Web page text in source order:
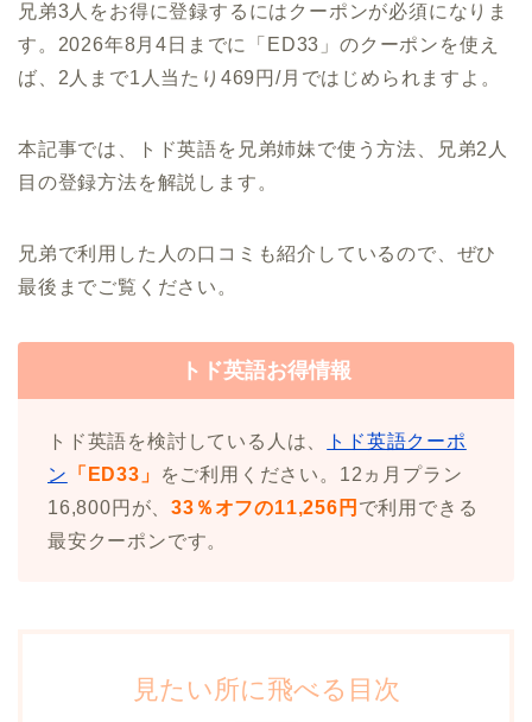
兄弟3人をお得に登録するにはクーポンが必須になりま
す。2026年8月4日までに「ED33」のクーポンを使え
ば、2人まで1人当たり469円/月ではじめられますよ。
本記事では、トド英語を兄弟姉妹で使う方法、兄弟2人
目の登録方法を解説します。
兄弟で利用した人の口コミも紹介しているので、ぜひ
最後までご覧ください。
トド英語お得情報
トド英語を検討している人は、
トド英語クーポ
ン
「ED33」
をご利用ください。12ヵ月プラン
16,800円が、33％オフの11,256円 で利用できる
最安クーポンです。
見たい所に飛べる目次